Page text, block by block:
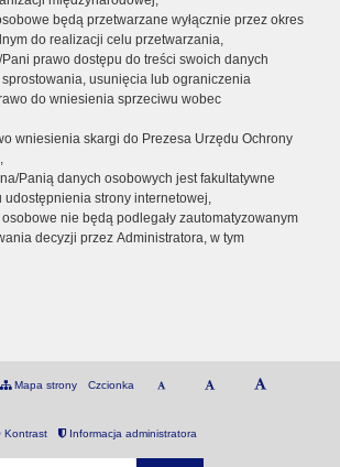
będą przetwarzane wyłącznie przez okres
do realizacji celu przetwarzania,
prawo dostępu do treści swoich danych
usunięcia lub ograniczenia
do wniesienia sprzeciwu wobec
wniesienia skargi do Prezesa Urzędu Ochrony
Panią danych osobowych jest fakultatywne
udostępnienia strony internetowej,
nie będą podlegały zautomatyzowanym
decyzji przez Administratora, w tym
Mapa strony Czcionka
Kontrast Informacja administratora